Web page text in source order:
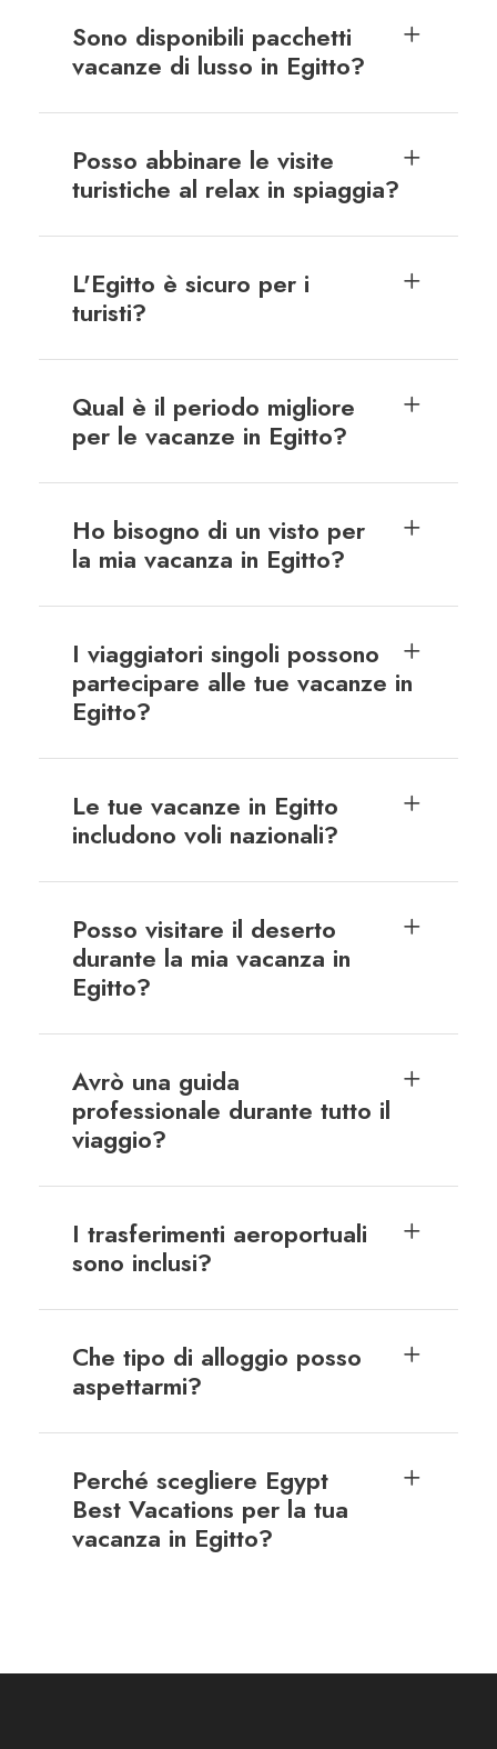
Sono disponibili pacchetti
vacanze di lusso in Egitto?
Posso abbinare le visite
turistiche al relax in spiaggia?
L'Egitto è sicuro per i
turisti?
Qual è il periodo migliore
per le vacanze in Egitto?
Ho bisogno di un visto per
la mia vacanza in Egitto?
I viaggiatori singoli possono
partecipare alle tue vacanze in
Egitto?
Le tue vacanze in Egitto
includono voli nazionali?
Posso visitare il deserto
durante la mia vacanza in
Egitto?
Avrò una guida
professionale durante tutto il
viaggio?
I trasferimenti aeroportuali
sono inclusi?
Che tipo di alloggio posso
aspettarmi?
Perché scegliere Egypt
Best Vacations per la tua
vacanza in Egitto?